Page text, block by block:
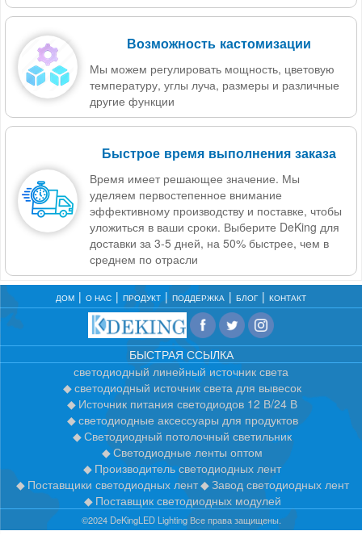
Возможность кастомизации
Мы можем регулировать мощность, цветовую
температуру, углы луча, размеры и различные
другие функции
Быстрое время выполнения заказа
Время имеет решающее значение. Мы
уделяем первостепенное внимание
эффективному производству и поставке, чтобы
уложиться в ваши сроки. Выберите DeKing для
доставки за 3-5 дней, на 50% быстрее, чем в
среднем по отрасли
ДОМ О НАС ПРОДУКТ ПОДДЕРЖКА БЛОГ КОНТАКТ
БЫСТРАЯ ССЫЛКА
светодиодный линейный источник света
светодиодный источник света для вывесок
Источник питания светодиодов 12 В/24 В
светодиодные аксессуары для продуктов
Светодиодный потолочный светильник
Светодиодные ленты оптом
Производитель светодиодных лент
Поставщики светодиодных лент
Завод светодиодных лент
Поставщик светодиодных модулей
©2024 DeKingLED Lighting Все права защищены.